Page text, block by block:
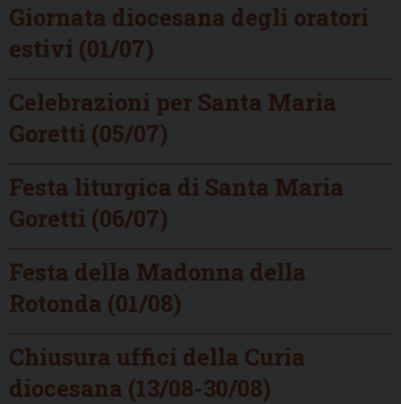
Giornata diocesana degli oratori
estivi (01/07)
Celebrazioni per Santa Maria
Goretti (05/07)
Festa liturgica di Santa Maria
Goretti (06/07)
Festa della Madonna della
Rotonda (01/08)
Chiusura uffici della Curia
diocesana (13/08-30/08)